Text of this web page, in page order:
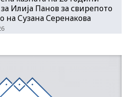
Илија Панов за свирепото
на Сузана Серенакова